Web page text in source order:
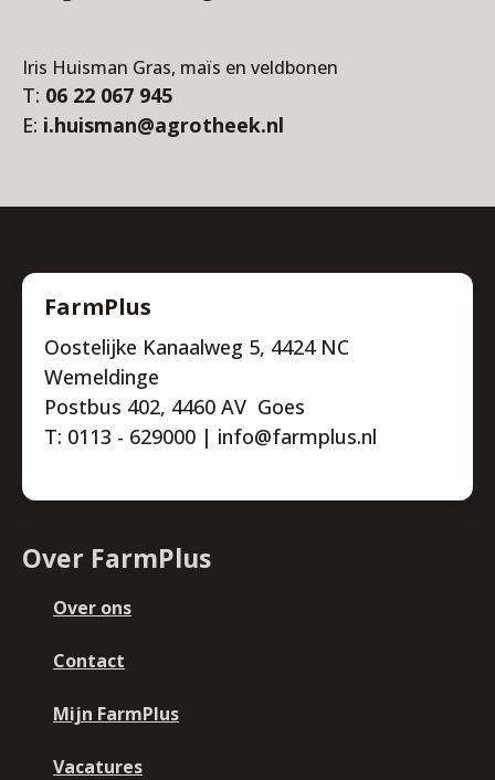
Iris Huisman Gras, maïs en veldbonen
T: 06 22 067 945
E: i.huisman@agrotheek.nl
FarmPlus
Oostelijke Kanaalweg 5, 4424 NC
Wemeldinge
Postbus 402, 4460 AV Goes
T: 0113 - 629000 | info@farmplus.nl
Over FarmPlus
Over ons
Contact
Mijn FarmPlus
Vacatures